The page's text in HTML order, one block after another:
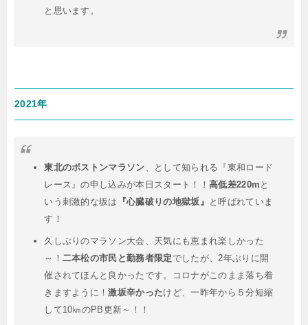
と思います。
2021年
東北のボストンマラソン、として知られる『東和ロード
レース』の申し込みが本日スタート！！ 高低差220m と
いう刺激的な坂は
『心臓破りの地獄坂』 と呼ばれていま
す！
久しぶりのマラソン大会、天気にも恵まれ楽しかった
～！ 二本松の市民と勤務者限定 でしたが、2年ぶりに開
催されてほんと良かったです。コロナがこのまま落ち着
きますように！激坂辛かったけど、一昨年から５分短縮
して10㎞のPB更新～！！